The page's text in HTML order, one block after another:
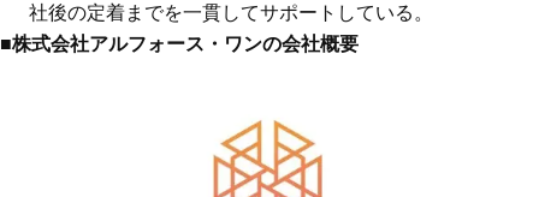
社後の定着までを一貫してサポートしている。
■株式会社アルフォース・ワンの会社概要